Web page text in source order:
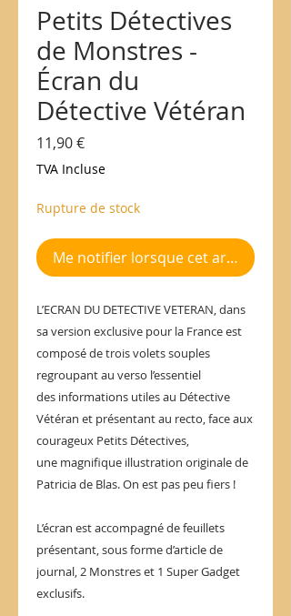
Petits Détectives
de Monstres -
Écran du
Détective Vétéran
11,90 €Prix
TVA Incluse
Rupture de stock
Me notifier lorsque cet article est
L’ECRAN DU DETECTIVE VETERAN, dans
sa version exclusive pour la France est
composé de trois volets souples
regroupant au verso l’essentiel
des informations utiles au Détective
Vétéran et présentant au recto, face aux
courageux Petits Détectives,
une magnifique illustration originale de
Patricia de Blas. On est pas peu fiers !
L’écran est accompagné de feuillets
présentant, sous forme d’article de
journal, 2 Monstres et 1 Super Gadget
exclusifs.